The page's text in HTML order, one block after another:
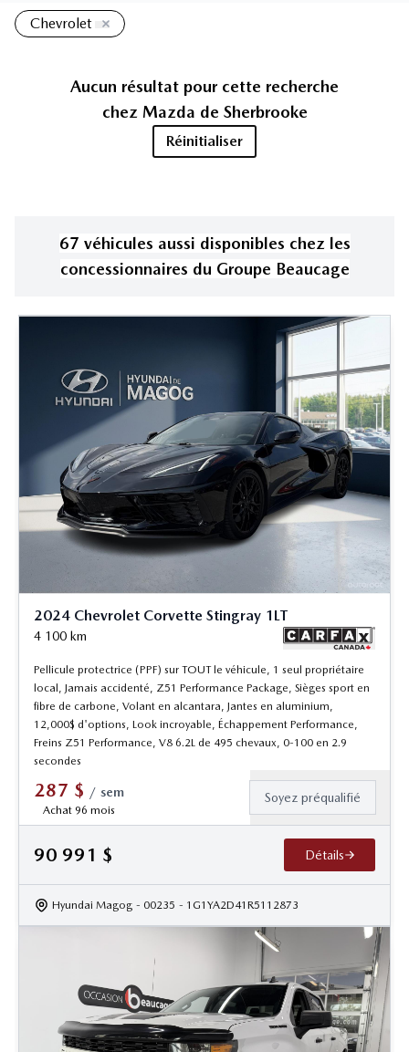
Chevrolet
Aucun résultat pour cette recherche
chez Mazda de Sherbrooke
Réinitialiser
67 véhicules aussi disponibles chez les
concessionnaires du Groupe Beaucage
2024 Chevrolet Corvette Stingray 1LT
4 100 km
Pellicule protectrice (PPF) sur TOUT le véhicule, 1 seul propriétaire
local, Jamais accidenté, Z51 Performance Package, Sièges sport en
fibre de carbone, Volant en alcantara, Jantes en aluminium,
12,000$ d'options, Look incroyable, Échappement Performance,
Freins Z51 Performance, V8 6.2L de 495 chevaux, 0-100 en 2.9
secondes
287 $ / sem
Achat 96 mois
Soyez préqualifié
90 991 $ Détails
Hyundai Magog - 00235 - 1G1YA2D41R5112873